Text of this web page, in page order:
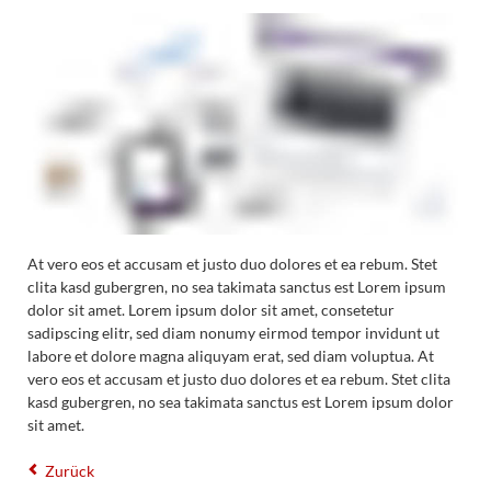
At vero eos et accusam et justo duo dolores et ea rebum. Stet
clita kasd gubergren, no sea takimata sanctus est Lorem ipsum
dolor sit amet. Lorem ipsum dolor sit amet, consetetur
sadipscing elitr, sed diam nonumy eirmod tempor invidunt ut
labore et dolore magna aliquyam erat, sed diam voluptua. At
vero eos et accusam et justo duo dolores et ea rebum. Stet clita
kasd gubergren, no sea takimata sanctus est Lorem ipsum dolor
sit amet.
Zurück